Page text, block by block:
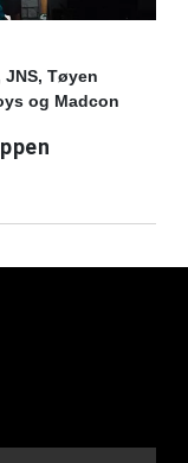
Tøyen
og Madcon